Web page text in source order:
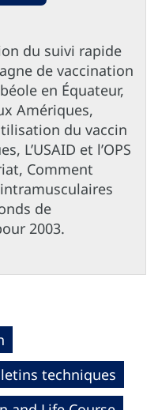
du suivi rapide
de vaccination
en Équateur,
Amériques,
du vaccin
L’USAID et l’OPS
Comment
de
2003.
techniques